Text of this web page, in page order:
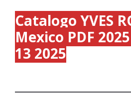
Catalogo YVES
Mexico PDF
13 2025